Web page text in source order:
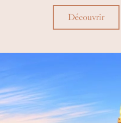
Découvrir